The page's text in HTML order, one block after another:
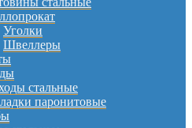
Уголки
Швеллеры
стальные
паронитовые